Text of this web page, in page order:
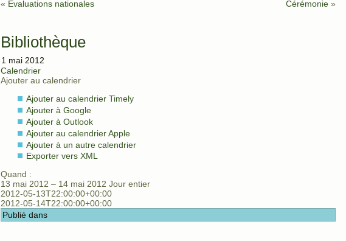
« Evaluations nationales Cérémonie »
Bibliothèque
1 mai 2012
Calendrier
Ajouter au calendrier
Ajouter au calendrier Timely
Ajouter à Google
Ajouter à Outlook
Ajouter au calendrier Apple
Ajouter à un autre calendrier
Exporter vers XML
Quand :
13 mai 2012 – 14 mai 2012 Jour entier
2012-05-13T22:00:00+00:00
2012-05-14T22:00:00+00:00
Publié dans